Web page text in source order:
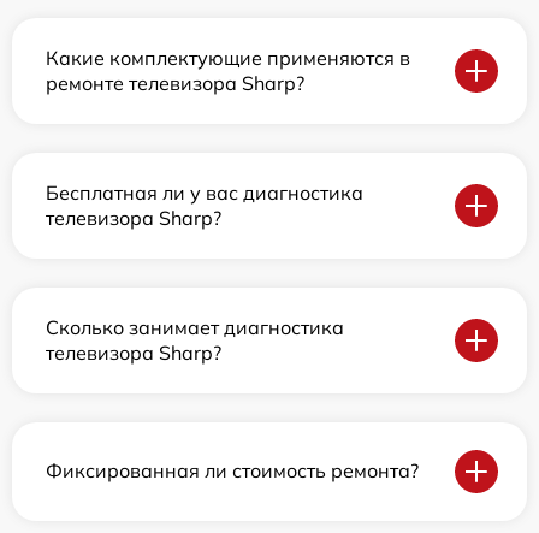
Какие комплектующие применяются в
ремонте телевизора Sharp?
Бесплатная ли у вас диагностика
телевизора Sharp?
Сколько занимает диагностика
телевизора Sharp?
Фиксированная ли стоимость ремонта?